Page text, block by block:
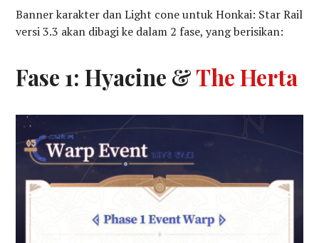
Banner karakter dan Light cone untuk Honkai: Star Rail
versi 3.3 akan dibagi ke dalam 2 fase, yang berisikan:
Fase 1: Hyacine &The Herta